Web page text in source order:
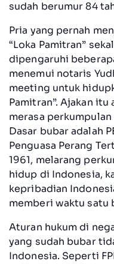
sudah berumur 84
Pria yang pernah
“Loka Pamitran”
dipengaruhi
menemui notaris
meeting untuk
Pamitran”. Ajakan
merasa
Dasar bubar adalah
Penguasa Perang
1961, melarang
hidup di Indonesia,
kepribadian
memberi waktu satu
Aturan hukum di
yang sudah bubar
Indonesia. Seperti